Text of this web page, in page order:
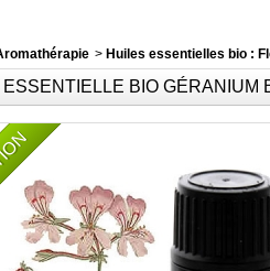
> Huiles essentielles bio :
ESSENTIELLE BIO GÉRANIUM